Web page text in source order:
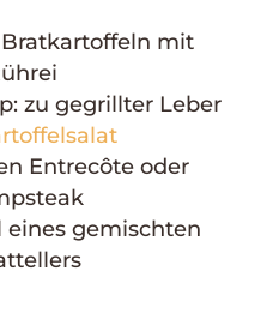
mit
zu gegrillter Leber
Entrecôte oder
eines gemischten